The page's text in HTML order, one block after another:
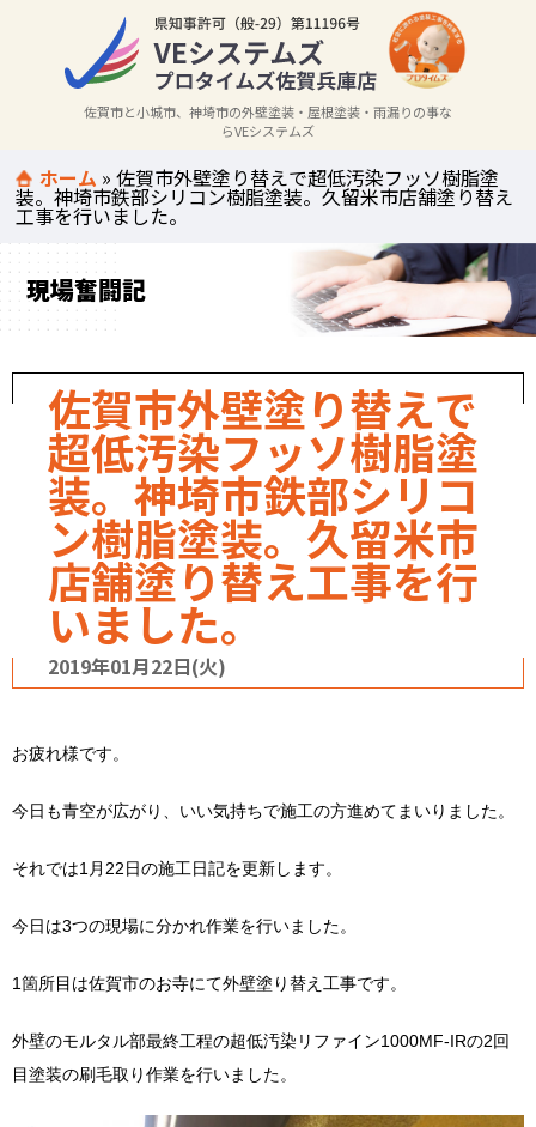
佐賀市と小城市、神埼市の外壁塗装・屋根塗装・雨漏りの事な
らVEシステムズ
ホーム »佐賀市外壁塗り替えで超低汚染フッソ樹脂塗
装。神埼市鉄部シリコン樹脂塗装。久留米市店舗塗り替え
工事を行いました。
現場奮闘記
佐賀市外壁塗り替えで
超低汚染フッソ樹脂塗
装。神埼市鉄部シリコ
ン樹脂塗装。久留米市
店舗塗り替え工事を行
いました。
2019年01月22日(火)
お疲れ様です。
今日も青空が広がり、いい気持ちで施工の方進めてまいりました。
それでは1月22日の施工日記を更新します。
今日は3つの現場に分かれ作業を行いました。
1箇所目は佐賀市のお寺にて外壁塗り替え工事です。
外壁のモルタル部最終工程の超低汚染リファイン1000MF-IRの2回
目塗装の刷毛取り作業を行いました。